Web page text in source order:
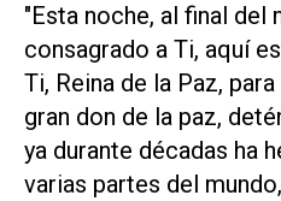
"Esta noche, al final del
consagrado a Ti, aquí
Ti, Reina de la Paz,
gran don de la paz,
ya durante décadas ha
varias partes del